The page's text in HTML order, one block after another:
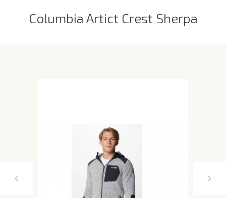
Columbia Artict Crest Sherpa